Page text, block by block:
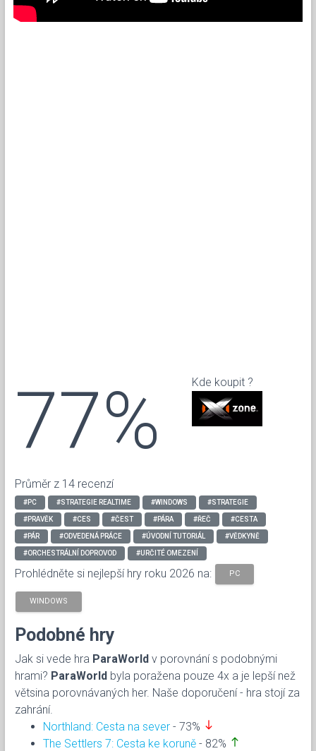
77%
Průměr z 14 recenzí
Kde koupit ?
#PC #STRATEGIE REALTIME #WINDOWS #STRATEGIE
#PRAVĚK #CES #ČEST #PÁRA #ŘEČ #CESTA
#PÁR #ODVEDENÁ PRÁCE #ÚVODNÍ TUTORIÁL #VĚDKYNĚ
#ORCHESTRÁLNÍ DOPROVOD #URČITÉ OMEZENÍ
Prohlédněte si nejlepší hry roku 2026 na: PC
WINDOWS
Podobné hry
Jak si vede hra ParaWorld v porovnání s podobnými
hrami? ParaWorld byla poražena pouze 4x a je lepší než
větsina porovnávaných her. Naše doporučení - hra stojí za
zahrání.
Northland: Cesta na sever - 73% south
The Settlers 7: Cesta ke koruně - 82% north